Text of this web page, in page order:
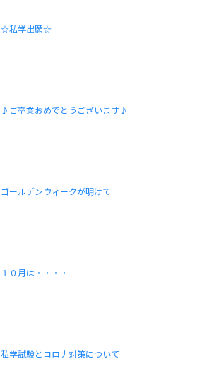
☆私学出願☆
♪ご卒業おめでとうございます♪
ゴールデンウィークが明けて
１０月は・・・・
私学試験とコロナ対策について